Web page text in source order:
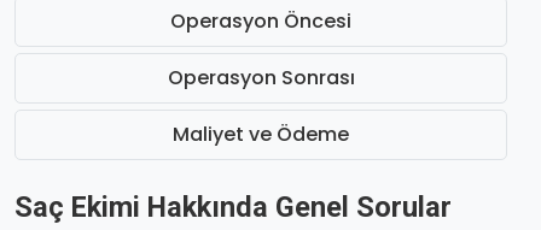
Operasyon Öncesi
Operasyon Sonrası
Maliyet ve Ödeme
Saç Ekimi Hakkında Genel Sorular